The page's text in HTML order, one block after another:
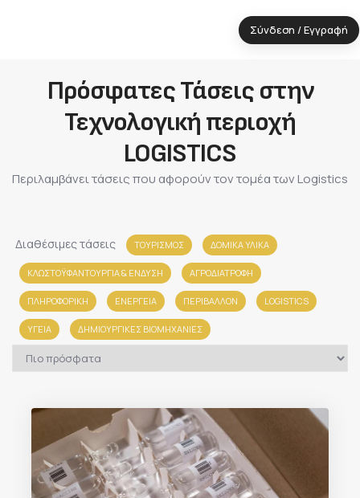
Σύνδεση / Εγγραφή
Πρόσφατες Τάσεις στην
Τεχνολογική περιοχή
LOGISTICS
Περιλαμβάνει τάσεις που αφορούν τον τομέα των Logistics
Διαθέσιμες τάσεις ΤΟΥΡΙΣΜΟΣ ΔΟΜΙΚΑ ΥΛΙΚΑ
ΚΛΩΣΤΟΫΦΑΝΤΟΥΡΓΙΑ & ΈΝΔΥΣΗ ΑΓΡΟΔΙΑΤΡΟΦΗ
ΠΛΗΡΟΦΟΡΙΚΗ ΕΝΕΡΓΕΙΑ ΠΕΡΙΒΑΛΛΟΝ LOGISTICS
ΥΓΕΙΑ ΔΗΜΙΟΥΡΓΙΚΕΣ ΒΙΟΜΗΧΑΝΙΕΣ